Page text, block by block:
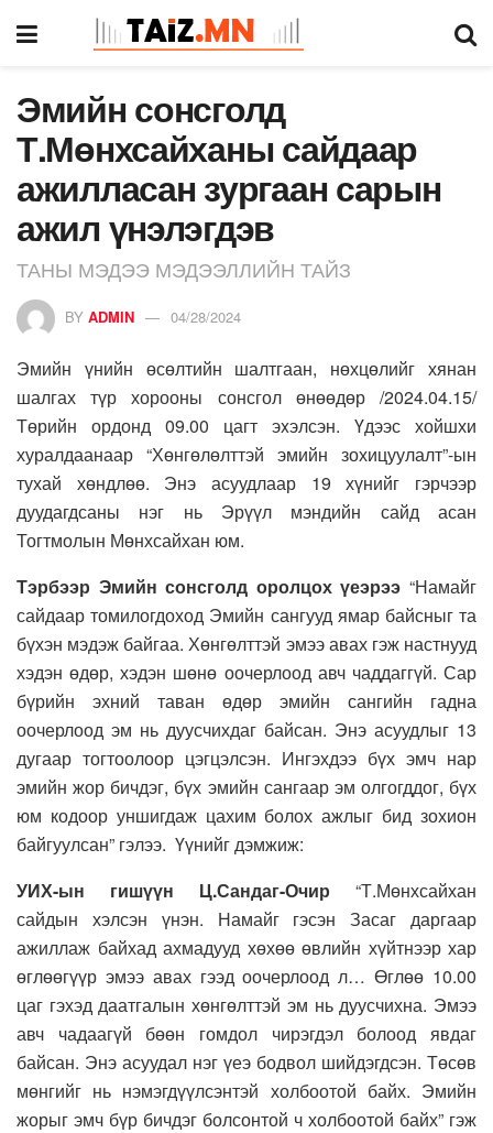
Эмийн сонсголд
Т.Мөнхсайханы сайдаар
ажилласан зургаан сарын
ажил үнэлэгдэв
ТАНЫ МЭДЭЭ МЭДЭЭЛЛИЙН ТАЙЗ
BY ADMIN 04/28/2024
Эмийн үнийн өсөлтийн шалтгаан, нөхцөлийг хянан
шалгах түр хорооны сонсгол өнөөдөр /2024.04.15/
Төрийн ордонд 09.00 цагт эxэлсэн. Үдээс хойшхи
хуралдаанаар “Хөнгөлөлттэй эмийн зохицуулалт”-ын
тухай хөндлөө. Энэ асуудлаар 19 хүнийг гэрчээр
дуудагдсаны нэг нь Эрүүл мэндийн сайд асан
Тогтмолын Мөнхсайхан юм.
Тэрбээр Эмийн сонсголд оролцох үеэрээ “Намайг
сайдаар томилогдоход Эмийн сангууд ямар байсныг та
бүхэн мэдэж байгаа. Хөнгөлттэй эмээ авах гэж настнууд
хэдэн өдөр, хэдэн шөнө оочерлоод авч чаддаггүй. Сар
бүрийн эхний таван өдөр эмийн сангийн гадна
оочерлоод эм нь дуусчихдаг байсан. Энэ асуудлыг 13
дугаар тогтоолоор цэгцэлсэн. Ингэхдээ бүх эмч нар
эмийн жор бичдэг, бүх эмийн сангаар эм олгогддог, бүх
юм кодоор уншигдаж цахим болох ажлыг бид зохион
байгуулсан” гэлээ. Үүнийг дэмжиж:
УИХ-ын гишүүн Ц.Сандаг-Очир “Т.Мөнхсайхан
сайдын хэлсэн үнэн. Намайг гэсэн Засаг даргаар
ажиллаж байхад ахмадууд хөхөө өвлийн хүйтнээр хар
өглөөгүүр эмээ авах гээд оочерлоод л… Өглөө 10.00
цаг гэхэд даатгалын хөнгөлттэй эм нь дуусчихна. Эмээ
авч чадаагүй бөөн гомдол чирэгдэл болоод явдаг
байсан. Энэ асуудал нэг үеэ бодвол шийдэгдсэн. Төсөв
мөнгийг нь нэмэгдүүлсэнтэй холбоотой байх. Эмийн
жорыг эмч бүр бичдэг болсонтой ч холбоотой байх” гэж